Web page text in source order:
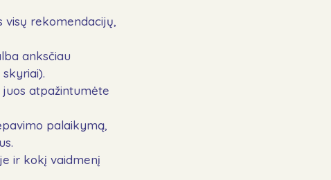
rekomendacijų,
anksčiau
atpažintumėte
palaikymą,
ir kokį vaidmenį